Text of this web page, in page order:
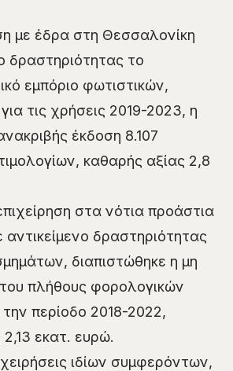
με έδρα στη Θεσσαλονίκη
δραστηριότητας το
εμπόριο φωτιστικών,
τις χρήσεις 2019-2023, η
έκδοση 8.107
καθαρής αξίας 2,8
στα νότια προάστια
δραστηριότητας
διαπιστώθηκε η μη
πλήθους φορολογικών
την περίοδο 2018-2022,
εκατ. ευρώ.
ιδίων συμφερόντων,